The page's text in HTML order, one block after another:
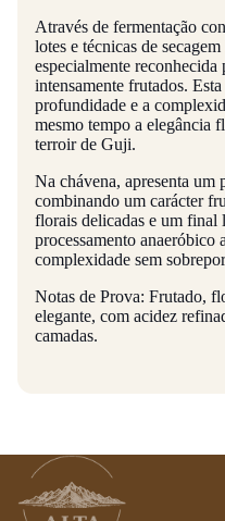
Através de fermentação
lotes e técnicas de
especialmente
intensamente frutados.
profundidade e a
mesmo tempo a elegância
terroir de Guji.
Na chávena, apresenta
combinando um carácter
florais delicadas e um final
processamento anaeróbico
complexidade sem
Notas de Prova: Frutado,
elegante, com acidez
camadas.